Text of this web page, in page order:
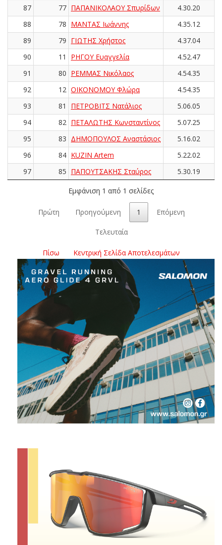
87
77 ΠΑΠΑΝΙΚΟΛΑΟΥ Σπυρίδων
4.30.20
88
78 ΜΑΝΤΑΣ Ιωάννης
4.35.12
89
79 ΓΙΩΤΗΣ Χρήστος
4.37.04
90
11 ΡΗΓΟΥ Ευαγγελία
4.52.47
91
80 ΡΕΜΜΑΣ Νικόλαος
4.54.35
92
12 ΟΙΚΟΝΟΜΟΥ Φλώρα
4.54.35
93
81 ΠΕΤΡΟΒΙΤΣ Νατάλιος
5.06.05
94
82 ΠΕΤΑΛΩΤΗΣ Κωνσταντίνος
5.07.25
95
83 ΔΗΜΟΠΟΥΛΟΣ Αναστάσιος
5.16.02
96
84 KUZIN Artem
5.22.02
97
85 ΠΑΠΟΥΤΣΑΚΗΣ Σταύρος 5.30.19
Εμφάνιση 1 από 1 σελίδες
Πρώτη Προηγούμενη 1 Επόμενη
Τελευταία
Πίσω Κεντρική Σελίδα Αποτελεσμάτων